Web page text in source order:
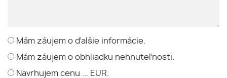
Mám záujem o ďalšie informácie.
Mám záujem o obhliadku nehnuteľnosti.
Navrhujem cenu ... EUR.